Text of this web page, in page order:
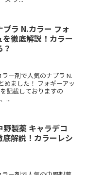
プラ N.カラー フォ
を徹底解説！カラー
ー剤で人気のナプラ N.
めました！ フォギーアッ
記載しておりますの
...
野製薬 キャラデコ
底解説！カラーレシ